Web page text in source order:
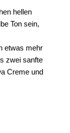
hellen
Ton sein,
etwas mehr
zwei sanfte
Creme und